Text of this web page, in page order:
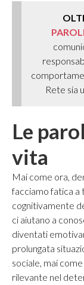
Rete sia
Le
vita
Mai come ora,
facciamo fatica a
cognitivamente
ci aiutano a
diventati
prolungata
sociale, mai
rilevante nel